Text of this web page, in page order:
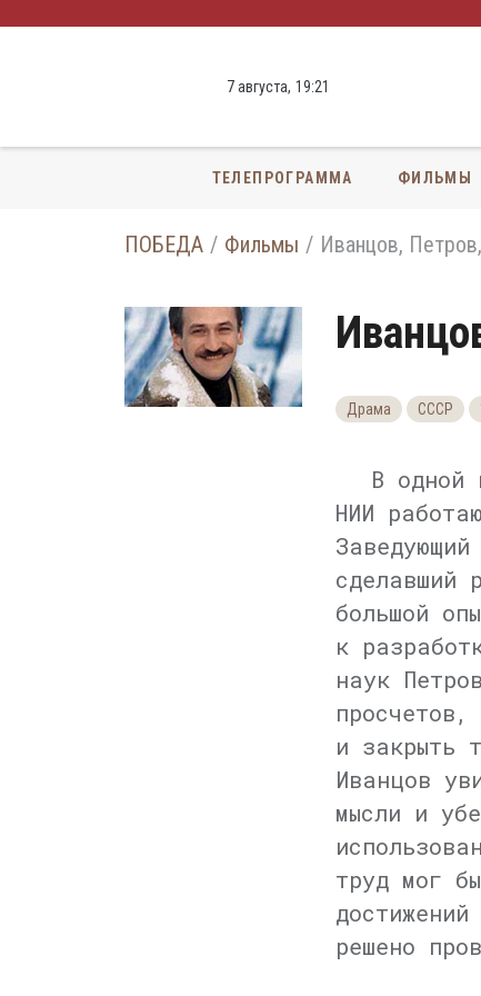
7 августа, 19:21
ТЕЛЕПРОГРАММА ФИЛЬМЫ
ПОБЕДА Фильмы Иванцов,
Драма СССР
В одной
НИИ
сделавший
большой
к
наук
просчетов,
и закрыть
Иванцов
мысли и
труд мог
решено